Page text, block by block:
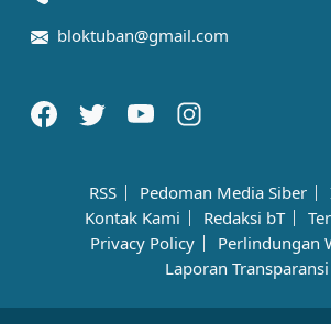
bloktuban@gmail.com
RSS Pedoman Media Siber
Kontak Kami
Redaksi bT
Privacy Policy
Perlindungan
Laporan Transparansi